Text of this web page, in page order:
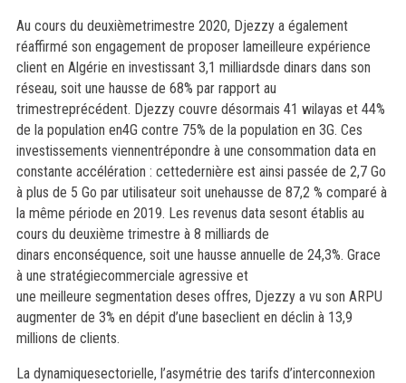
Au cours du deuxièmetrimestre 2020, Djezzy a également
réaffirmé son engagement de proposer lameilleure expérience
client en Algérie en investissant 3,1 milliardsde dinars dans son
réseau, soit une hausse de 68% par rapport au
trimestreprécédent. Djezzy couvre désormais 41 wilayas et 44%
de la population en4G contre 75% de la population en 3G. Ces
investissements viennentrépondre à une consommation data en
constante accélération : cettedernière est ainsi passée de 2,7 Go
à plus de 5 Go par utilisateur soit unehausse de 87,2 % comparé à
la même période en 2019. Les revenus data sesont établis au
cours du deuxième trimestre à 8 milliards de
dinars enconséquence, soit une hausse annuelle de 24,3%. Grace
à une stratégiecommerciale agressive et
une meilleure segmentation deses offres, Djezzy a vu son ARPU
augmenter de 3% en dépit d’une baseclient en déclin à 13,9
millions de clients.
La dynamiquesectorielle, l’asymétrie des tarifs d’interconnexion